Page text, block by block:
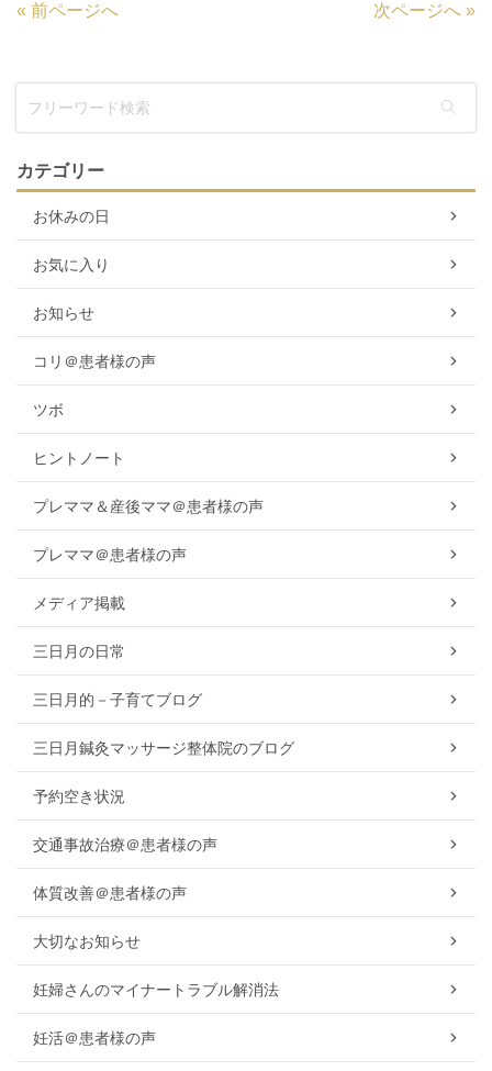
« 前ページへ 次ページへ »
カテゴリー
お休みの日
お気に入り
お知らせ
コリ＠患者様の声
ツボ
ヒントノート
プレママ＆産後ママ＠患者様の声
プレママ＠患者様の声
メディア掲載
三日月の日常
三日月的－子育てブログ
三日月鍼灸マッサージ整体院のブログ
予約空き状況
交通事故治療＠患者様の声
体質改善＠患者様の声
大切なお知らせ
妊婦さんのマイナートラブル解消法
妊活＠患者様の声